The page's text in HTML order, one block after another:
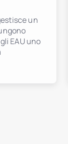
un
EAU uno